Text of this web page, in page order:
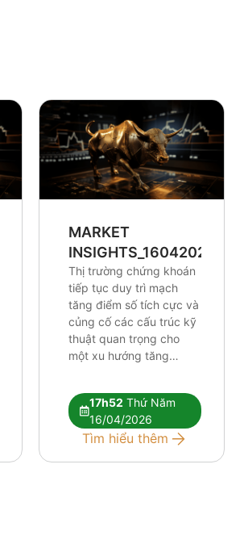
MARKET
INSIGHTS_16042026
Thị trường chứng khoán
tiếp tục duy trì mạch
tăng điểm số tích cực và
củng cố các cấu trúc kỹ
thuật quan trọng cho
một xu hướng tăng
những cột mốc định hình
xu hướng khá lạc quan,
tâm lý thị trường nhìn
17h52 Thứ Năm
16/04/2026
Tìm hiểu thêm